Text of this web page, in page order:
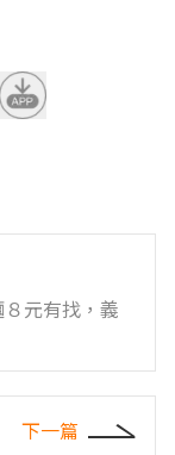
元有找，義
下一篇